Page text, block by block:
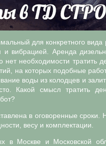
для конкретного вида
вибрацией. Аренда
необходимости тратить
на которых подобные
воды из колодцев и
Какой смысл тратить
в оговоренные сроки.
весу и комплектации.
в Москве и Московской